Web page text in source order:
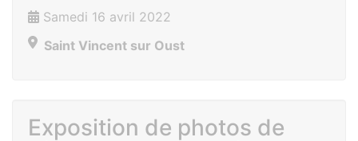
Samedi 16 avril 2022
Saint Vincent sur Oust
Exposition de photos de